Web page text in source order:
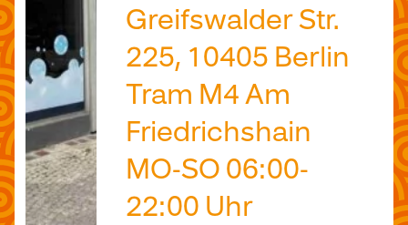
Greifswalder Str.
225, 10405 Berlin
Tram M4 Am
Friedrichshain
MO-SO 06:00-
22:00 Uhr